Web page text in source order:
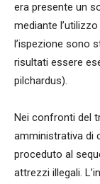
era presente un
mediante
l’ispezione sono
risultati essere
pilchardus).
Nei confronti del
amministrativa di
proceduto al
attrezzi illegali.